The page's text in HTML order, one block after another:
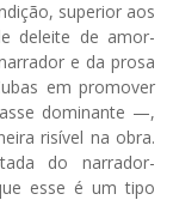
su­perior aos
deleite de amor-
e da prosa
em promover
dominante —,
risível na obra.
do narrador-
esse é um tipo